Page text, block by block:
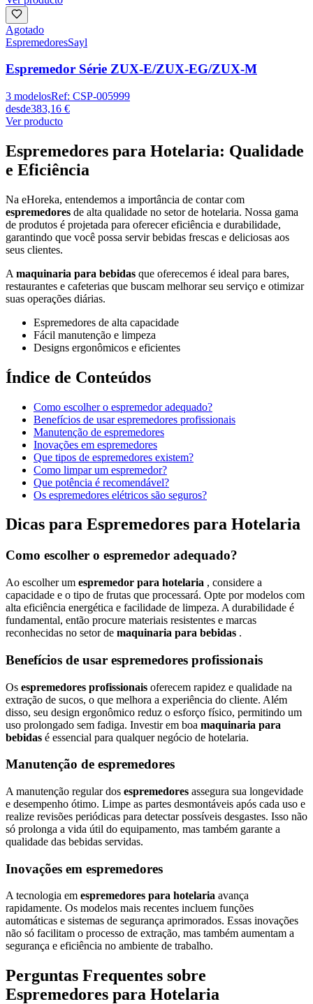
Agotado
EspremedoresSayl
Espremedor Série ZUX-E/ZUX-EG/ZUX-M
3 modelosRef: CSP-005999
desde383,16 €
Ver producto
Espremedores para Hotelaria: Qualidade
e Eficiência
Na eHoreka, entendemos a importância de contar com
espremedores de alta qualidade no setor de hotelaria. Nossa gama
de produtos é projetada para oferecer eficiência e durabilidade,
garantindo que você possa servir bebidas frescas e deliciosas aos
seus clientes.
A maquinaria para bebidas que oferecemos é ideal para bares,
restaurantes e cafeterias que buscam melhorar seu serviço e otimizar
suas operações diárias.
Espremedores de alta capacidade
Fácil manutenção e limpeza
Designs ergonômicos e eficientes
Índice de Conteúdos
Como escolher o espremedor adequado?
Benefícios de usar espremedores profissionais
Manutenção de espremedores
Inovações em espremedores
Que tipos de espremedores existem?
Como limpar um espremedor?
Que potência é recomendável?
Os espremedores elétricos são seguros?
Dicas para Espremedores para Hotelaria
Como escolher o espremedor adequado?
Ao escolher um espremedor para hotelaria , considere a
capacidade e o tipo de frutas que processará. Opte por modelos com
alta eficiência energética e facilidade de limpeza. A durabilidade é
fundamental, então procure materiais resistentes e marcas
reconhecidas no setor de maquinaria para bebidas .
Benefícios de usar espremedores profissionais
Os espremedores profissionais oferecem rapidez e qualidade na
extração de sucos, o que melhora a experiência do cliente. Além
disso, seu design ergonômico reduz o esforço físico, permitindo um
uso prolongado sem fadiga. Investir em boa maquinaria para
bebidas é essencial para qualquer negócio de hotelaria.
Manutenção de espremedores
A manutenção regular dos espremedores assegura sua longevidade
e desempenho ótimo. Limpe as partes desmontáveis após cada uso e
realize revisões periódicas para detectar possíveis desgastes. Isso não
só prolonga a vida útil do equipamento, mas também garante a
qualidade das bebidas servidas.
Inovações em espremedores
A tecnologia em espremedores para hotelaria avança
rapidamente. Os modelos mais recentes incluem funções
automáticas e sistemas de segurança aprimorados. Essas inovações
não só facilitam o processo de extração, mas também aumentam a
segurança e eficiência no ambiente de trabalho.
Perguntas Frequentes sobre
Espremedores para Hotelaria